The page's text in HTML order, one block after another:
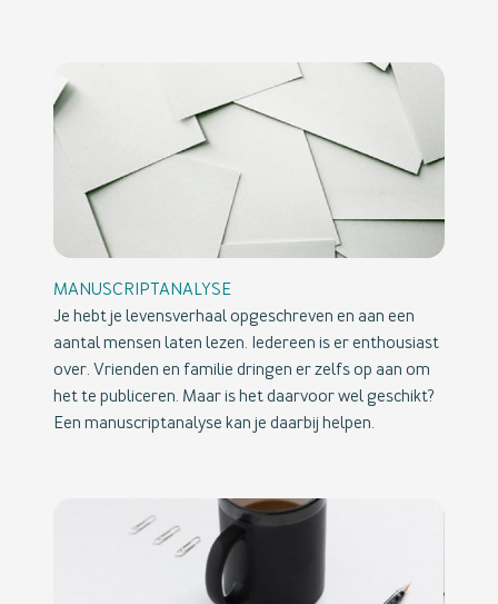
MANUSCRIPTANALYSE
Je hebt je levensverhaal opgeschreven en aan een
aantal mensen laten lezen. Iedereen is er enthousiast
over. Vrienden en familie dringen er zelfs op aan om
het te publiceren. Maar is het daarvoor wel geschikt?
Een manuscriptanalyse kan je daarbij helpen.